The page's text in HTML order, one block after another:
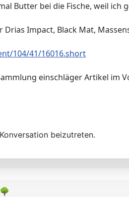
Butter bei die Fische, weil ich
Drias Impact, Black Mat,
104/41/16016.short
einschläger Artikel im
beizutreten.
🌳